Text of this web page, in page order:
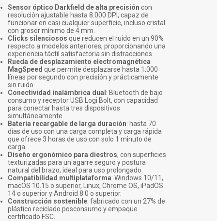
Sensor óptico Darkfield de alta precisión con
resolución ajustable hasta 8.000 DPI, capaz de
funcionar en casi cualquier superficie, incluso cristal
con grosor mínimo de 4 mm.
Clicks silenciosos que reducen el ruido en un 90%
respecto a modelos anteriores, proporcionando una
experiencia táctil satisfactoria sin distracciones.
Rueda de desplazamiento electromagnética
MagSpeed que permite desplazarse hasta 1.000
líneas por segundo con precisión y prácticamente
sin ruido.
Conectividad inalámbrica dual : Bluetooth de bajo
consumo y receptor USB Logi Bolt, con capacidad
para conectar hasta tres dispositivos
simultáneamente.
Batería recargable de larga duración: hasta 70
días de uso con una carga completa y carga rápida
que ofrece 3 horas de uso con solo 1 minuto de
carga.
Diseño ergonómico para diestros, con superficies
texturizadas para un agarre seguro y postura
natural del brazo, ideal para uso prolongado.
Compatibilidad multiplataforma: Windows 10/11,
macOS 10.15 o superior, Linux, Chrome OS, iPadOS
14 o superior y Android 8.0 o superior.
Construcción sostenible: fabricado con un 27% de
plástico reciclado posconsumo y empaque
certificado FSC.